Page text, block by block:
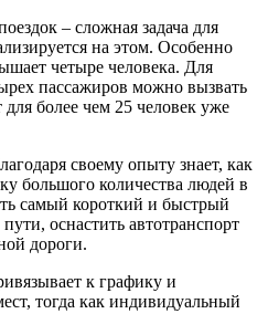
– сложная задача для
на этом. Особенно
четыре человека. Для
пассажиров можно вызвать
для более чем 25 человек уже
своему опыту знает, как
большого количества людей в
самый короткий и быстрый
оснастить автотранспорт
дороги.
к графику и
тогда как индивидуальный